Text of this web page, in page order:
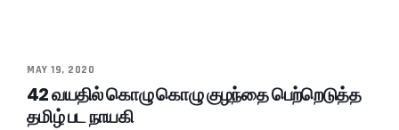
MAY 19, 2020
42 வயதில் கொழு கொழு குழந்தை பெற்றெடுத்த
தமிழ் பட நாயகி